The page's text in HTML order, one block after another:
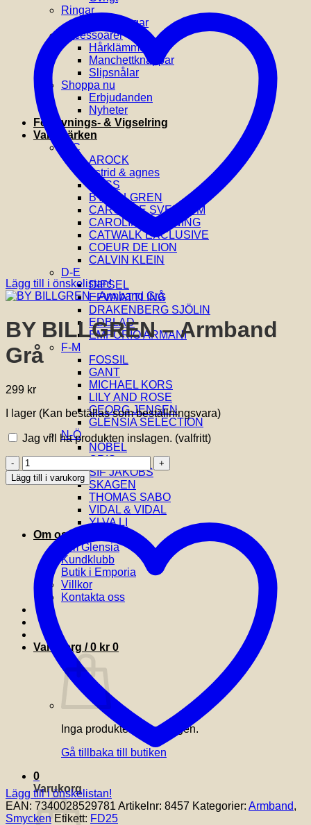
Ringar
Vigselringar
Accessoarer
Hårklämmor
Manchettknappar
Slipsnålar
Shoppa nu
Erbjudanden
Nyheter
Förlovnings- & Vigselring
Varumärken
A-C
AROCK
astrid & agnes
BOSS
BY BILLGREN
CAROLINE SVEDBOM
CAROLINA GYNNING
CATWALK EXCLUSIVE
COEUR DE LION
CALVIN KLEIN
D-E
DIESEL
EFVA ATTLING
DRAKENBERG SJÖLIN
EDBLAD
EMPORIO ARMANI
F-M
FOSSIL
GANT
MICHAEL KORS
LILY AND ROSE
GEORG JENSEN
GLENSIA SELECTION
N-Ö
NOBEL
ORIS
SIF JAKOBS
SKAGEN
THOMAS SABO
VIDAL & VIDAL
YLVA LI
Om oss
Om Glensia
Kundklubb
Butik i Emporia
Villkor
Kontakta oss
Varukorg /0 kr 0
Inga produkter i varukorgen.
Gå tillbaka till butiken
0
Varukorg
Lägg till i önskelistan!
BY BILLGREN – Armband
Grå
299 kr
I lager (Kan beställas som beställningsvara)
Jag vill ha produkten inslagen. (valfritt)
BY
BILLGREN
-
Lägg till i varukorg
Lägg till i önskelistan!
EAN: 7340028529781 Artikelnr: 8457 Kategorier: Armband,
Smycken Etikett: FD25